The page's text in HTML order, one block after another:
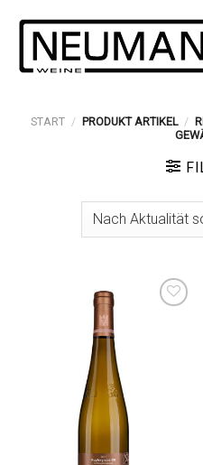
Inhalt
springen
START / PRODUKT ARTIKEL /